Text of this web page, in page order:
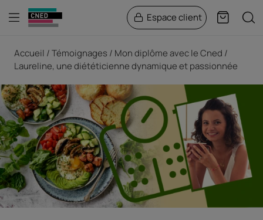
Menu Espace client Panier
Accueil Témoignages
Mon diplôme avec le Cned
Laureline, une diététicienne dynamique et passionnée